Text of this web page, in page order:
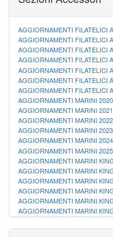
AGGIORNAMENTI FILATELICI
AGGIORNAMENTI FILATELICI
AGGIORNAMENTI FILATELICI
AGGIORNAMENTI FILATELICI
AGGIORNAMENTI FILATELICI
AGGIORNAMENTI FILATELICI
AGGIORNAMENTI FILATELICI
AGGIORNAMENTI MARINI 2020
AGGIORNAMENTI MARINI 2021
AGGIORNAMENTI MARINI 2022
AGGIORNAMENTI MARINI 2023
AGGIORNAMENTI MARINI 2024
AGGIORNAMENTI MARINI 2025
AGGIORNAMENTI MARINI
AGGIORNAMENTI MARINI
AGGIORNAMENTI MARINI
AGGIORNAMENTI MARINI
AGGIORNAMENTI MARINI
AGGIORNAMENTI MARINI
ALBUM PER CARTAMONETA 1